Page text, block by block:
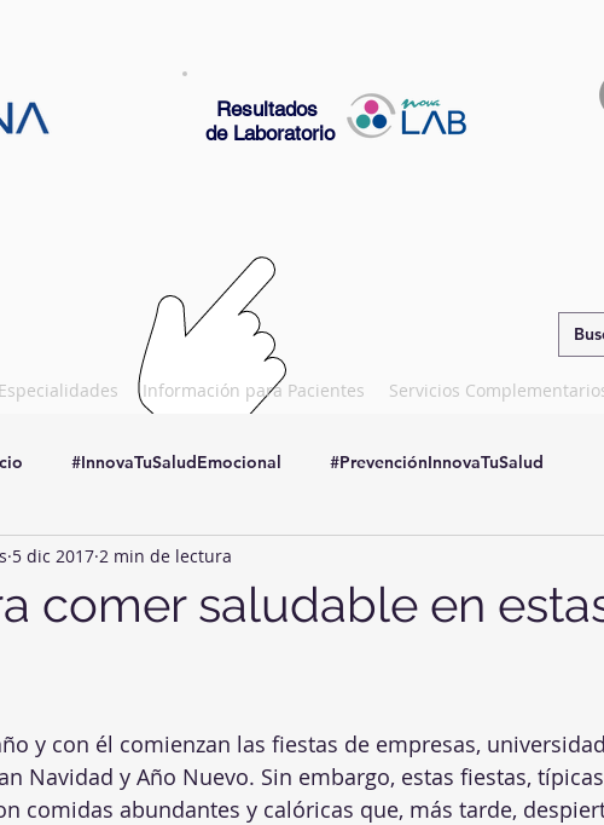
Resultados
de Laboratorio
Información para Pacientes Servicios
#InnovaTuSaludEmocional #PrevenciónInnovaTuSalud
Consejos para bloguear
comer saludable en
5 dic 2017 2 min de lectura
y con él comienzan las fiestas de empresas,
Navidad y Año Nuevo. Sin embargo, estas fiestas,
comidas abundantes y calóricas que, más tarde,